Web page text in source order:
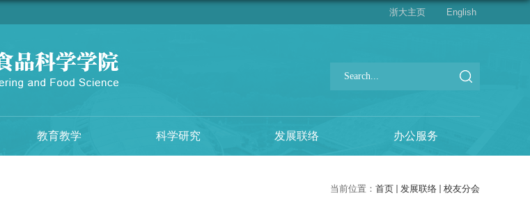
浙大主页 English
教育教学 科学研究 发展联络 办公服务
当前位置： 首页 发展联络 校友分会